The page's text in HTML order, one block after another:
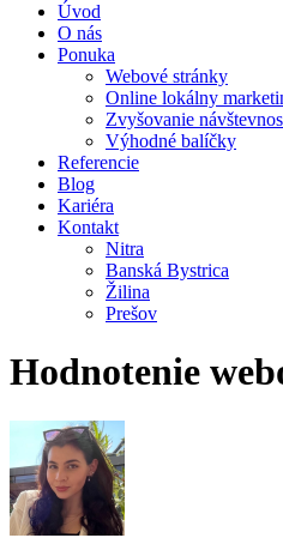
Úvod
O nás
Ponuka
Webové stránky
Online lokálny
Zvyšovanie
Výhodné balíčky
Referencie
Blog
Kariéra
Kontakt
Nitra
Banská Bystrica
Žilina
Prešov
Hodnotenie